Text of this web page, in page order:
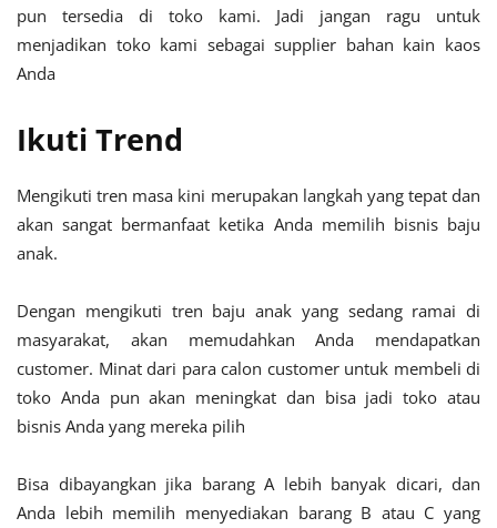
pun tersedia di toko kami. Jadi jangan ragu untuk
menjadikan toko kami sebagai supplier bahan kain kaos
Anda
Ikuti Trend
Mengikuti tren masa kini merupakan langkah yang tepat dan
akan sangat bermanfaat ketika Anda memilih bisnis baju
anak.
Dengan mengikuti tren baju anak yang sedang ramai di
masyarakat, akan memudahkan Anda mendapatkan
customer. Minat dari para calon customer untuk membeli di
toko Anda pun akan meningkat dan bisa jadi toko atau
bisnis Anda yang mereka pilih
Bisa dibayangkan jika barang A lebih banyak dicari, dan
Anda lebih memilih menyediakan barang B atau C yang